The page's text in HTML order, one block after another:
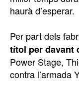
haurà d’esperar.
Per part dels
títol per davant
Power Stage,
contra l’armada